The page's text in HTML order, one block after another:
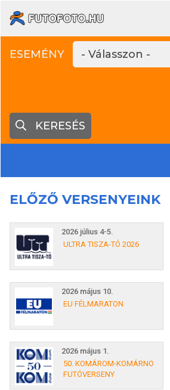
ESEMÉNY - Válasszon -
KERESÉS
ELŐZŐ VERSENYEINK
2026 július 4-5.
ULTRA TISZA-TÓ 2026
2026 május 10.
EU FÉLMARATON
2026 május 1.
50. KOMÁROM-KOMÁRNO
FUTÓVERSENY